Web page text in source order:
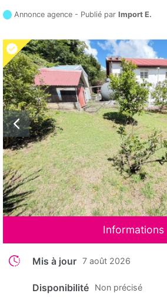
Annonce agence - Publié parImport E.
Informations
Mis à jour 7 août 2026
Disponibilité Non précisé